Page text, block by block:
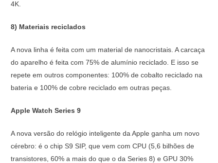
4K.
8) Materiais reciclados
A nova linha é feita com um material de nanocristais. A carcaça
do aparelho é feita com 75% de alumínio reciclado. E isso se
repete em outros componentes: 100% de cobalto reciclado na
bateria e 100% de cobre reciclado em outras peças.
Apple Watch Series 9
A nova versão do relógio inteligente da Apple ganha um novo
cérebro: é o chip S9 SIP, que vem com CPU (5,6 bilhões de
transistores, 60% a mais do que o da Series 8) e GPU 30%